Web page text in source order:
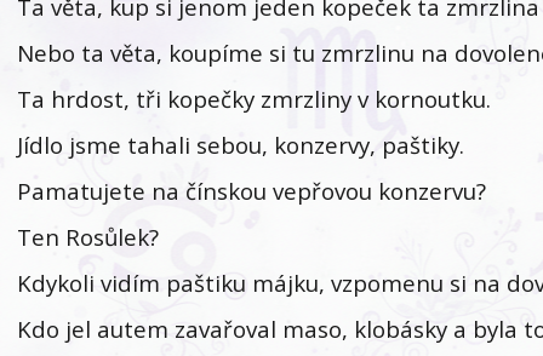
Ta věta, kup si jenom jeden kopeček ta
Nebo ta věta, koupíme si tu zmrzlinu na
Ta hrdost, tři kopečky zmrzliny v kornoutku.
Jídlo jsme tahali sebou, konzervy, paštiky.
Pamatujete na čínskou vepřovou konzervu?
Ten Rosůlek?
Kdykoli vidím paštiku májku, vzpomenu si na
Kdo jel autem zavařoval maso, klobásky a byla